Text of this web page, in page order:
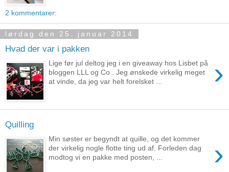
2 kommentarer:
lørdag den 25. januar 2014
Hvad der var i pakken
›
Lige før jul deltog jeg i en giveaway hos Lisbet på
bloggen LLL og Co . Jeg ønskede virkelig meget
at vinde, da jeg var helt forelsket ...
Quilling
›
Min søster er begyndt at quille, og det kommer
der virkelig nogle flotte ting ud af. Forleden dag
modtog vi en pakke med posten, ...